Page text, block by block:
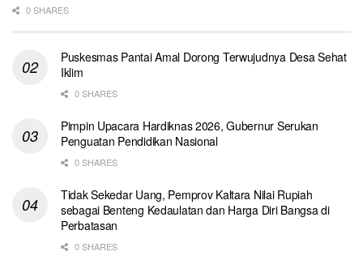
0 SHARES
Puskesmas Pantai Amal Dorong Terwujudnya Desa Sehat
Iklim
0 SHARES
Pimpin Upacara Hardiknas 2026, Gubernur Serukan
Penguatan Pendidikan Nasional
0 SHARES
Tidak Sekedar Uang, Pemprov Kaltara Nilai Rupiah
sebagai Benteng Kedaulatan dan Harga Diri Bangsa di
Perbatasan
0 SHARES